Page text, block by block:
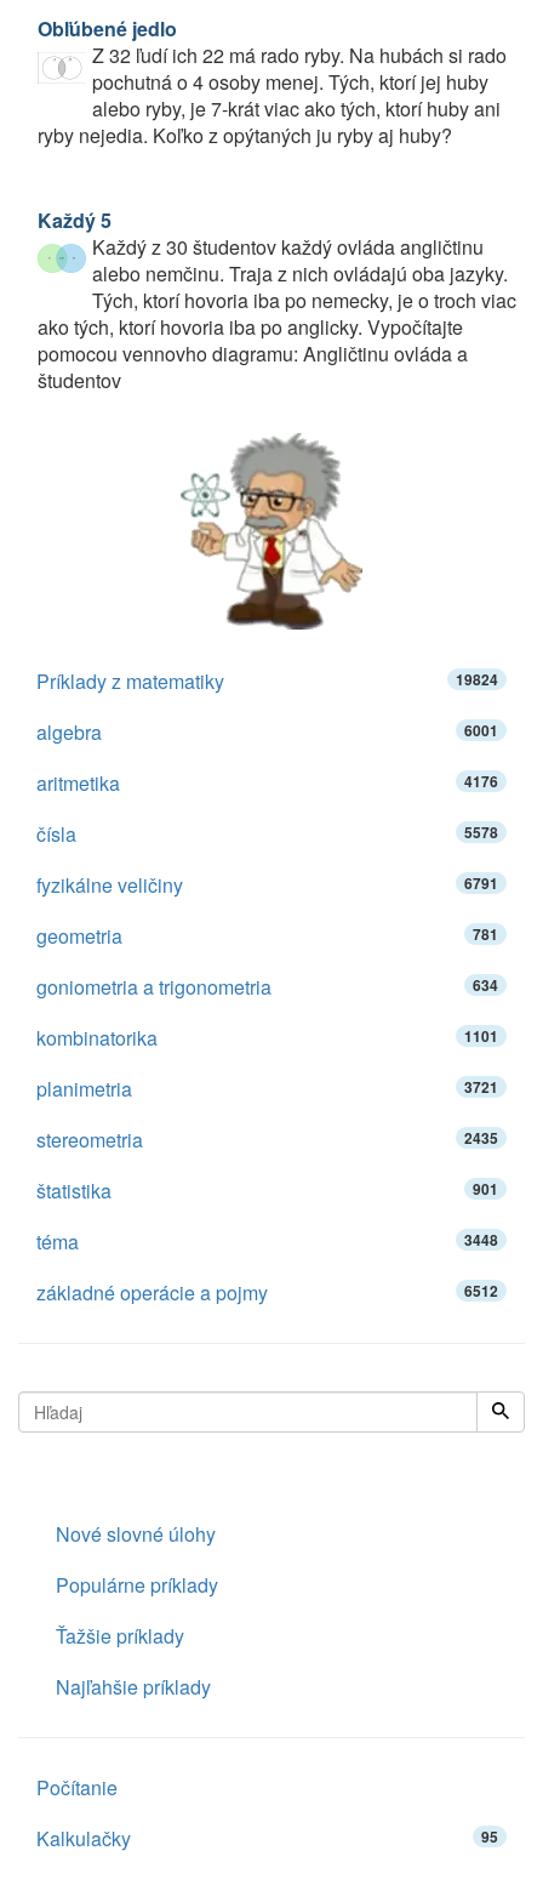
Obľúbené jedlo
Z 32 ľudí ich 22 má rado ryby. Na hubách si rado
pochutná o 4 osoby menej. Tých, ktorí jej huby
alebo ryby, je 7-krát viac ako tých, ktorí huby ani
ryby nejedia. Koľko z opýtaných ju ryby aj huby?
Každý 5
Každý z 30 študentov každý ovláda angličtinu
alebo nemčinu. Traja z nich ovládajú oba jazyky.
Tých, ktorí hovoria iba po nemecky, je o troch viac
ako tých, ktorí hovoria iba po anglicky. Vypočítajte
pomocou vennovho diagramu: Angličtinu ovláda a
študentov
Príklady z matematiky 19824
algebra 6001
aritmetika 4176
čísla 5578
fyzikálne veličiny 6791
geometria 781
goniometria a trigonometria 634
kombinatorika 1101
planimetria 3721
stereometria 2435
štatistika 901
téma 3448
základné operácie a pojmy 6512
Nové slovné úlohy
Populárne príklady
Ťažšie príklady
Najľahšie príklady
Počítanie
Kalkulačky
95